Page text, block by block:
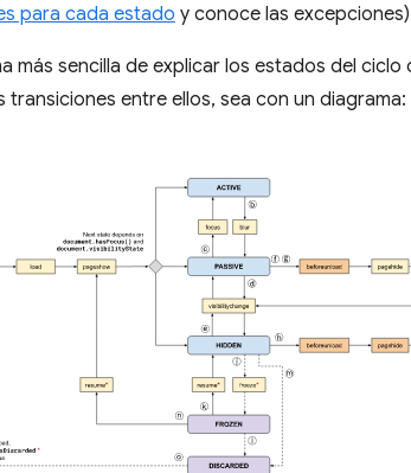
para cada estado y conoce las
más sencilla de explicar los estados del
transiciones entre ellos, sea con un diagrama: